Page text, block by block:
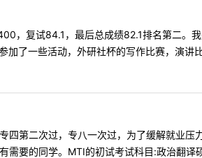
，复试84.1，最后总成绩82.1排名第二。
加了一些活动，外研社杯的写作比赛，演讲
第二次过，专八一次过，为了缓解就业
要的同学。MTI的初试考试科目:政治翻译